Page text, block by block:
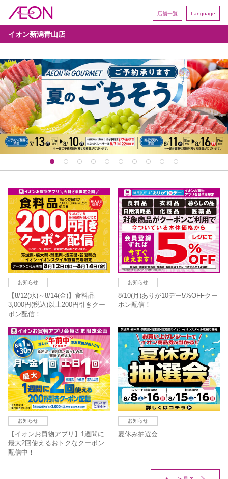
店舗一覧 Language
イオン新潟青山店
お知らせ
【8/12(水)～8/14(金)】食料品
3,000円(税込)以上200円引きクー
ポン配信！
お知らせ
8/10(月)ありが10デー5%OFFクー
ポン配信！
お知らせ
【イオンお買物アプリ】1週間に
最大2回使えるおトクなクーポン
配信中！
お知らせ
夏休み抽選会